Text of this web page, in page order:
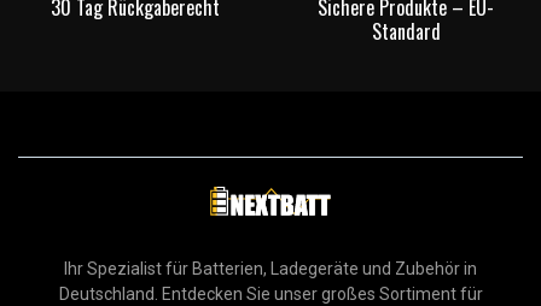
30 Tag Rückgaberecht
Sichere Produkte – EU-
Standard
Ihr Spezialist für Batterien, Ladegeräte und Zubehör in
Deutschland. Entdecken Sie unser großes Sortiment für